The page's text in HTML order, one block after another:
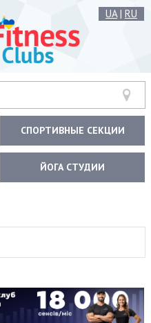
UA| RU
СПОРТИВНЫЕ СЕКЦИИ
ЙОГА СТУДИИ